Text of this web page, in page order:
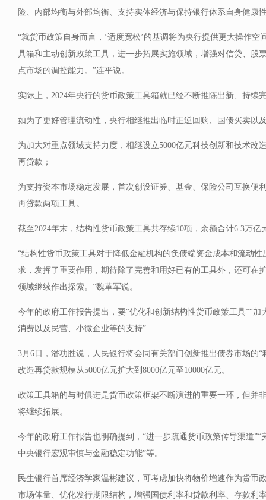
险、内部均衡与外部均衡、支持实体经济与保持银行体系自身健康
“就货币政策自身而言，‘适度宽松’的基调将为央行提供更大操作空
具箱和主动创新政策工具，进一步拓展实施领域，增强对信贷、股
点市场的调控能力。”连平说。
实际上，2024年央行的货币政策工具箱就已经不断推陈出新、持续
如为了更好管理流动性，央行相继推出临时正逆回购、国债买卖以
为加大对重点领域支持力度，相继设立5000亿元科技创新和技术改
再贷款；
为支持资本市场稳定发展，首次创设证券、基金、保险公司互换便
再贷款两项工具。
截至2024年末，结构性货币政策工具共存续10项，余额合计6.3万亿
“结构性货币政策工具对于降低金融机构的负债端资金成本和流动
求，发挥了重要作用，期待除了完善和用好已有的工具外，还可在
领域继续作出探索。”魏革军说。
今年的政府工作报告提出，要“优化和创新结构性货币政策工具”“
消费以及民营、小微企业等的支持”……
3月6日，潘功胜说，人民银行将会同有关部门创新推出债券市场的
改造再贷款规模从5000亿元扩大到8000亿元至10000亿元。
政策工具箱的与时俱进是货币政策框架不断演进的重要一环，但并
将继续拓展。
今年的政府工作报告也明确提到，“进一步疏通货币政策传导渠道”“
中央银行宏观审慎与金融稳定功能”等。
民生银行首席经济学家温彬建议，可考虑加快将物价增速作为货币
市场体量、优化发行期限结构，增强国债利率和贷款利率、存款利